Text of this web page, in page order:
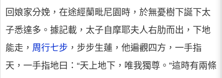
回娘家分娩，在途經蘭毗尼園時，於無憂樹下誕下太
子悉達多。據記載，太子自摩耶夫人右肋而出，下地
能走， 周行七步 ，步步生蓮，他遍觀四方，一手指
天，一手指地曰：“天上地下，唯我獨尊。”這時有兩條